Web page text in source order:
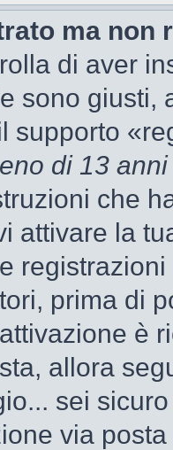
ma non
di aver
sono giusti,
supporto
di 13 anni
che
attivare la
prima di
è
allora
sei
via